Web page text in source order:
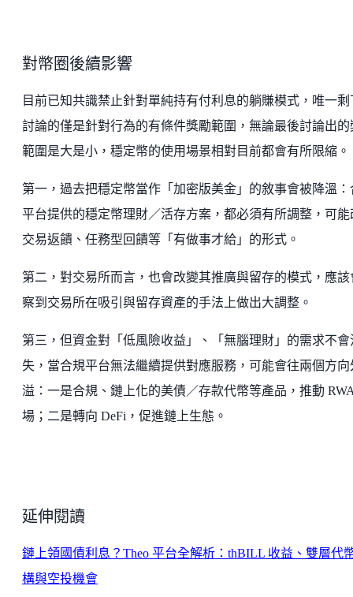
對幣圈後續影響
目前已知共識禁止針對單純持有付利息的躺賺模式，唯一剩
討論的僅是針對行為的有條件獎勵範圍，無論最後討論出的
範圍是大是小，穩定幣的使用場景相對目前都會有所限縮。
第一，過去把穩定幣當作「加密版美金」的敘事會被降溫：
平台提供的穩定幣理財／活存方案，都必須有所調整，可能
交易返饋、任務型回饋等「有做事才給」的形式。
第二，對交易所而言，也會改變其推廣與留存的模式，應該
察到交易所在吸引與留存資產的手法上做出大調整。
第三，但資金對「低風險收益」、「無腦理財」的需求不會
失，當合規平台無法繼續提供對應服務，可能會往兩個方向
溢：一是合規、鏈上化的美債／存款代幣等產品，推動
場；二是轉向 DeFi，促進鏈上生態。
延伸閱讀
鏈上領國債利息？Theo 平台全解析：thBILL 收益、雙層代
構與空投機會